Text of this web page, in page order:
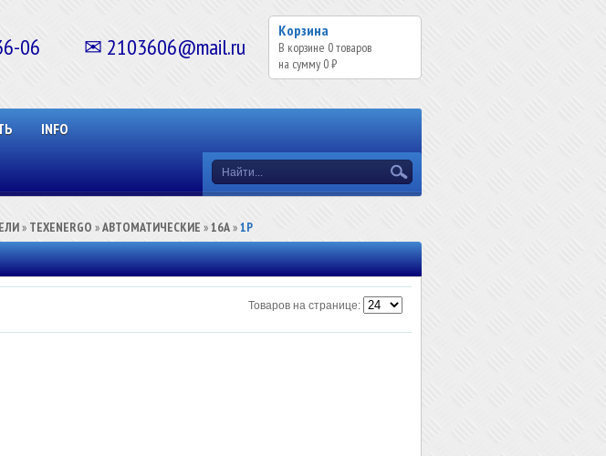
Корзина
В корзине 0товаров
на сумму 0 ₽
36-06 ✉ 2103606@mail.ru
INFO
» TEXENERGO »АВТОМАТИЧЕСКИЕ »16А»1P
Товаров на странице: